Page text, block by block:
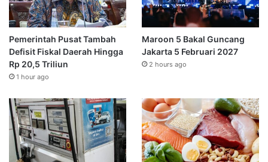
Pemerintah Pusat Tambah
Defisit Fiskal Daerah Hingga
Rp 20,5 Triliun
1 hour ago
Maroon 5 Bakal Guncang
Jakarta 5 Februari 2027
2 hours ago